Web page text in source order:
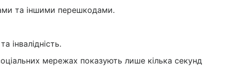
та іншими перешкодами.
інвалідність.
мережах показують лише кілька секунд